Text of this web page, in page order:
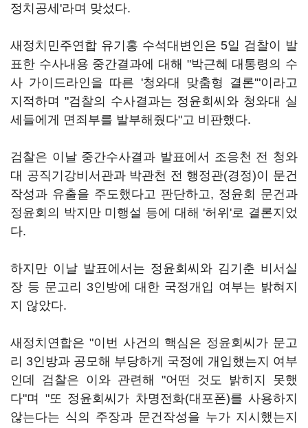
정치공세'라며 맞섰다.
새정치민주연합 유기홍 수석대변인은 5일 검찰이 발
표한 수사내용 중간결과에 대해 "박근혜 대통령의 수
사 가이드라인을 따른 '청와대 맞춤형 결론'"이라고
지적하며 "검찰의 수사결과는 정윤회씨와 청와대 실
세들에게 면죄부를 발부해줬다"고 비판했다.
검찰은 이날 중간수사결과 발표에서 조응천 전 청와
대 공직기강비서관과 박관천 전 행정관(경정)이 문건
작성과 유출을 주도했다고 판단하고, 정윤회 문건과
정윤회의 박지만 미행설 등에 대해 '허위'로 결론지었
다.
하지만 이날 발표에서는 정윤회씨와 김기춘 비서실
장 등 문고리 3인방에 대한 국정개입 여부는 밝혀지
지 않았다.
새정치연합은 "이번 사건의 핵심은 정윤회씨가 문고
리 3인방과 공모해 부당하게 국정에 개입했는지 여부
인데 검찰은 이와 관련해 "어떤 것도 밝히지 못했
다"며 "또 정윤회씨가 차명전화(대포폰)를 사용하지
않는다는 식의 주장과 문건작성을 누가 지시했는지